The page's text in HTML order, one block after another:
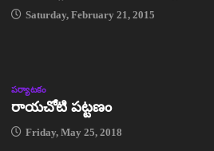
Saturday, February 21, 2015
పర్యాటకం
రాయచోటి పట్టణం
Friday, May 25, 2018